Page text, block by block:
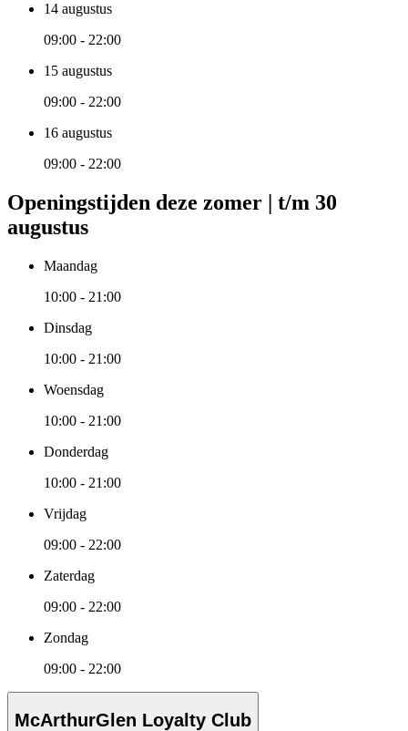
14 augustus
09:00 - 22:00
15 augustus
09:00 - 22:00
16 augustus
09:00 - 22:00
Openingstijden deze zomer | t/m 30
augustus
Maandag
10:00 - 21:00
Dinsdag
10:00 - 21:00
Woensdag
10:00 - 21:00
Donderdag
10:00 - 21:00
Vrijdag
09:00 - 22:00
Zaterdag
09:00 - 22:00
Zondag
09:00 - 22:00
McArthurGlen Loyalty Club